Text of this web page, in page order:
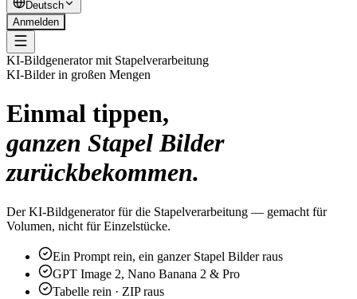
Deutsch
Anmelden
KI-Bildgenerator mit Stapelverarbeitung
KI-Bilder in großen Mengen
Einmal tippen,
ganzen Stapel Bilder
zurückbekommen.
Der KI-Bildgenerator für die Stapelverarbeitung — gemacht für
Volumen, nicht für Einzelstücke.
Ein Prompt rein, ein ganzer Stapel Bilder raus
GPT Image 2, Nano Banana 2 & Pro
Tabelle rein · ZIP raus